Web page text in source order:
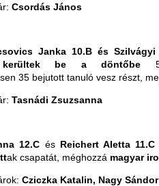
Csordás János
Janka 10.B és
kerültek be a döntőbe
35 bejutott tanuló vesz részt,
Tasnádi Zsuzsanna
12.C és Reichert Aletta 11.C
ak csapatát, méghozzá magyar
Cziczka Katalin, Nagy Sándor